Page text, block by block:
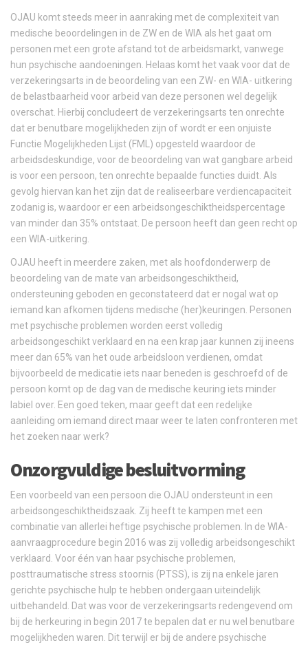
OJAU komt steeds meer in aanraking met de complexiteit van
medische beoordelingen in de ZW en de WIA als het gaat om
personen met een grote afstand tot de arbeidsmarkt, vanwege
hun psychische aandoeningen. Helaas komt het vaak voor dat de
verzekeringsarts in de beoordeling van een ZW- en WIA- uitkering
de belastbaarheid voor arbeid van deze personen wel degelijk
overschat. Hierbij concludeert de verzekeringsarts ten onrechte
dat er benutbare mogelijkheden zijn of wordt er een onjuiste
Functie Mogelijkheden Lijst (FML) opgesteld waardoor de
arbeidsdeskundige, voor de beoordeling van wat gangbare arbeid
is voor een persoon, ten onrechte bepaalde functies duidt. Als
gevolg hiervan kan het zijn dat de realiseerbare verdiencapaciteit
zodanig is, waardoor er een arbeidsongeschiktheidspercentage
van minder dan 35% ontstaat. De persoon heeft dan geen recht op
een WIA-uitkering.
OJAU heeft in meerdere zaken, met als hoofdonderwerp de
beoordeling van de mate van arbeidsongeschiktheid,
ondersteuning geboden en geconstateerd dat er nogal wat op
iemand kan afkomen tijdens medische (her)keuringen. Personen
met psychische problemen worden eerst volledig
arbeidsongeschikt verklaard en na een krap jaar kunnen zij ineens
meer dan 65% van het oude arbeidsloon verdienen, omdat
bijvoorbeeld de medicatie iets naar beneden is geschroefd of de
persoon komt op de dag van de medische keuring iets minder
labiel over. Een goed teken, maar geeft dat een redelijke
aanleiding om iemand direct maar weer te laten confronteren met
het zoeken naar werk?
Onzorgvuldige besluitvorming
Een voorbeeld van een persoon die OJAU ondersteunt in een
arbeidsongeschiktheidszaak. Zij heeft te kampen met een
combinatie van allerlei heftige psychische problemen. In de WIA-
aanvraagprocedure begin 2016 was zij volledig arbeidsongeschikt
verklaard. Voor één van haar psychische problemen,
posttraumatische stress stoornis (PTSS), is zij na enkele jaren
gerichte psychische hulp te hebben ondergaan uiteindelijk
uitbehandeld. Dat was voor de verzekeringsarts redengevend om
bij de herkeuring in begin 2017 te bepalen dat er nu wel benutbare
mogelijkheden waren. Dit terwijl er bij de andere psychische